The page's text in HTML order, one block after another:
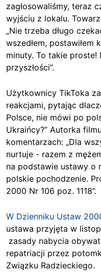
zagłosowaliśmy, teraz
wyjściu z lokalu.
„Nie trzeba długo
wszedłem,
minuty. To takie proste!
przyszłości”.
Użytkownicy TikToka
reakcjami, pytając
Polsce, nie mówi po
Ukraińcy?” Autorka
komentarzach: „Dla
nurtuje - razem z
na podstawie ustawy o
polskie pochodzenie.
2000 Nr 106 poz. 1118”.
W Dzienniku Ustaw
ustawa przyjęta w
zasady nabycia
repatriacji przez
Związku Radzieckiego.